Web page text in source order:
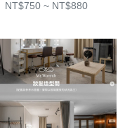
NT$750 ~ NT$880